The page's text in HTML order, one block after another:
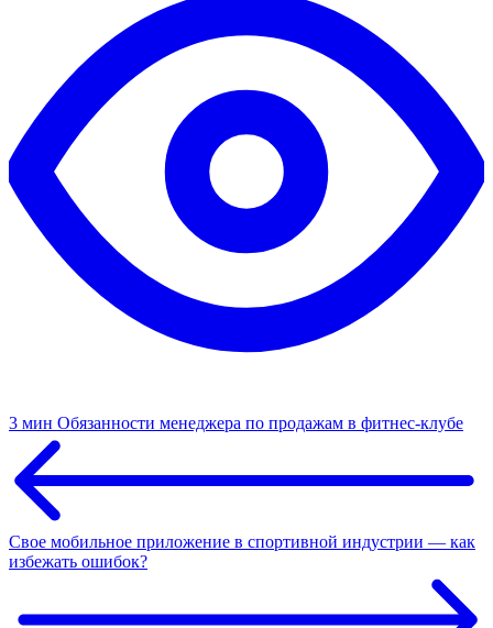
3 мин Обязанности менеджера по продажам в фитнес-клубе
Свое мобильное приложение в спортивной индустрии — как
избежать ошибок?